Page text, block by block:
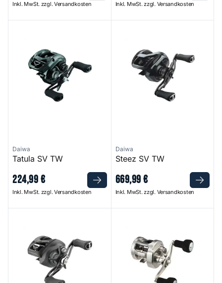
Inkl. MwSt. zzgl. Versandkosten Inkl. MwSt. zzgl. Versandkosten
Daiwa
Tatula SV TW
224,99€
Inkl. MwSt. zzgl. Versandkosten
Daiwa
Steez SV TW
669,99€
Inkl. MwSt. zzgl. Versandkosten